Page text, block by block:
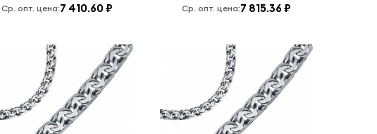
Ср. опт. цена:7 410.60 ₽ Ср. опт. цена:7 815.36 ₽